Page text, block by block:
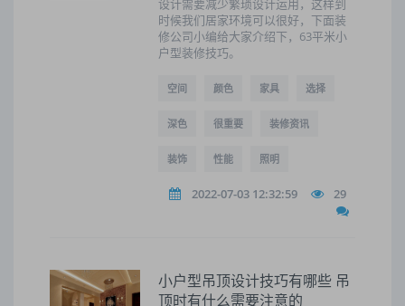
设计需要减少繁琐设计运用，这样到
时候我们居家环境可以很好，下面装
修公司小编给大家介绍下，63平米小
户型装修技巧。
空间 颜色 家具 选择
深色 很重要 装修资讯
装饰 性能 照明
2022-07-03 12:32:59 29
小户型吊顶设计技巧有哪些 吊
顶时有什么需要注意的